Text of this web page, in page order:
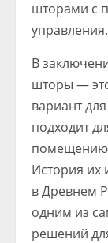
шторами с
управления.
В
шторы —
вариант
подходит
помещению
История их
в Древнем
одним из
решений